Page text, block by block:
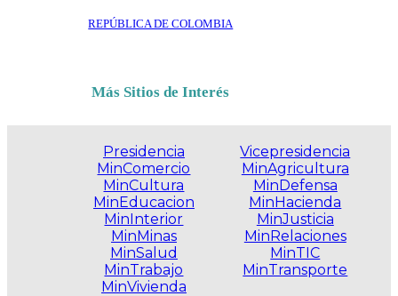
REPÚBLICA DE COLOMBIA
Más Sitios de Interés
Presidencia
MinComercio
MinCultura
MinEducacion
MinInterior
MinMinas
MinSalud
MinTrabajo
MinVivienda
Vicepresidencia
MinAgricultura
MinDefensa
MinHacienda
MinJusticia
MinRelaciones
MinTIC
MinTransporte